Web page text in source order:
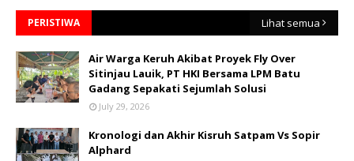
PERISTIWA Lihat semua
Air Warga Keruh Akibat Proyek Fly Over
Sitinjau Lauik, PT HKI Bersama LPM Batu
Gadang Sepakati Sejumlah Solusi
July 29, 2026
Kronologi dan Akhir Kisruh Satpam Vs Sopir
Alphard